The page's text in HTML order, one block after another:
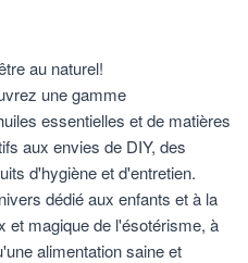
au naturel!
une gamme
essentielles et de matières
aux envies de DIY, des
d'hygiène et d'entretien.
dédié aux enfants et à la
et magique de l'ésotérisme, à
alimentation saine et